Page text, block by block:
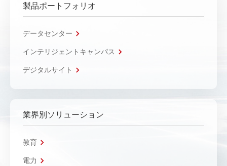
製品ポートフォリオ
データセンター
インテリジェントキャンパス
デジタルサイト
業界別ソリューション
教育
電力